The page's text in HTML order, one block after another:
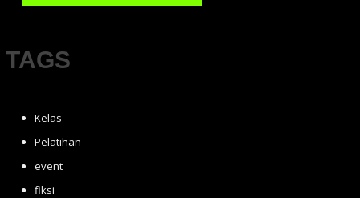
TAGS
Kelas
Pelatihan
event
fiksi